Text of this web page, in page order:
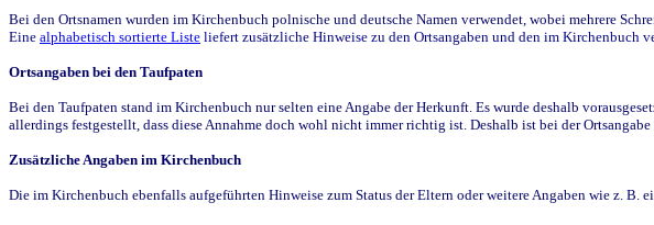
Bei den Ortsnamen wurden im Kirchenbuch polnische und deutsche Namen verwendet, wobei mehrere
Eine alphabetisch sortierte Liste liefert zusätzliche Hinweise zu den Ortsangaben und den im Kirchenbuch
Ortsangaben bei den Taufpaten
Bei den Taufpaten stand im Kirchenbuch nur selten eine Angabe der Herkunft. Es wurde deshalb
allerdings festgestellt, dass diese Annahme doch wohl nicht immer richtig ist. Deshalb ist bei der
Zusätzliche Angaben im Kirchenbuch
Die im Kirchenbuch ebenfalls aufgeführten Hinweise zum Status der Eltern oder weitere Angaben wie z. B.